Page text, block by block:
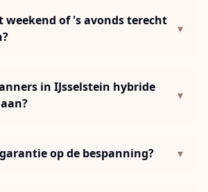
weekend of 's avonds terecht
▾
in IJsselstein hybride
▾
op de bespanning? ▾